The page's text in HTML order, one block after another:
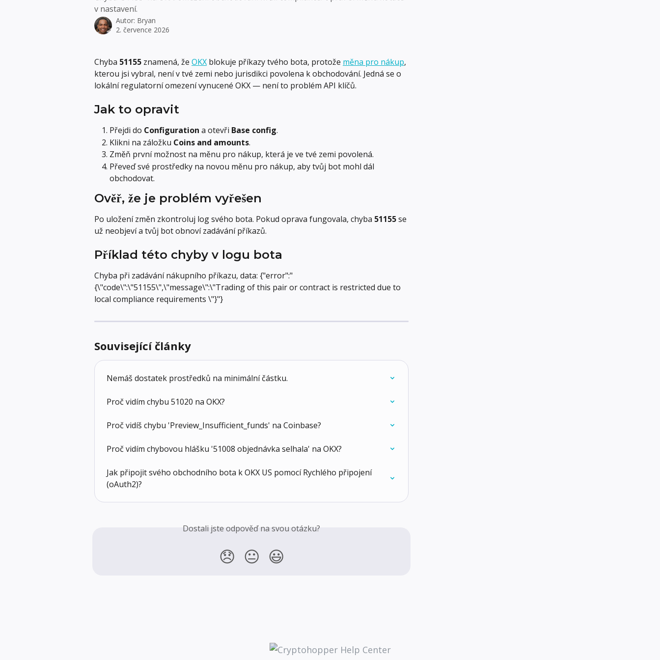
v nastavení.
Autor: Bryan
2. července 2026
Chyba 51155 znamená, že OKX blokuje příkazy tvého bota, protože měna pro nákup,
kterou jsi vybral, není v tvé zemi nebo jurisdikci povolena k obchodování. Jedná se o
lokální regulatorní omezení vynucené OKX — není to problém API klíčů.
Jak to opravit
Přejdi do Configuration a otevři Base config.
Klikni na záložku Coins and amounts.
Změň první možnost na měnu pro nákup, která je ve tvé zemi povolená.
Převeď své prostředky na novou měnu pro nákup, aby tvůj bot mohl dál
obchodovat.
Ověř, že je problém vyřešen
Po uložení změn zkontroluj log svého bota. Pokud oprava fungovala, chyba 51155 se
už neobjeví a tvůj bot obnoví zadávání příkazů.
Příklad této chyby v logu bota
Chyba při zadávání nákupního příkazu, data: {"error":"
{\"code\":\"51155\",\"message\":\"Trading of this pair or contract is restricted due to
local compliance requirements \"}"}
Související články
Nemáš dostatek prostředků na minimální částku.
Proč vidím chybu 51020 na OKX?
Proč vidíš chybu 'Preview_Insufficient_funds' na Coinbase?
Proč vidím chybovou hlášku '51008 objednávka selhala' na OKX?
Jak připojit svého obchodního bota k OKX US pomocí Rychlého připojení
(oAuth2)?
Dostali jste odpověď na svou otázku?
😞 😐 😃